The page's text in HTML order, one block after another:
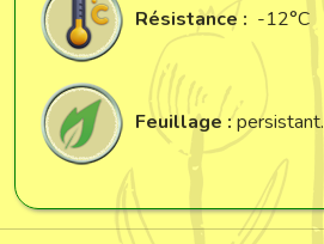
Résistance : -12°C
Feuillage :persistant.